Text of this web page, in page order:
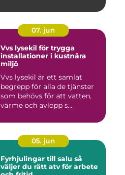
07. jun
Vvs lysekil för trygga
installationer i kustnära
miljö
Vvs lysekil är ett samlat
begrepp för alla de tjänster
som behövs för att vatten,
värme och avlopp s...
05. jun
Fyrhjulingar till salu så
väljer du rätt atv för arbete